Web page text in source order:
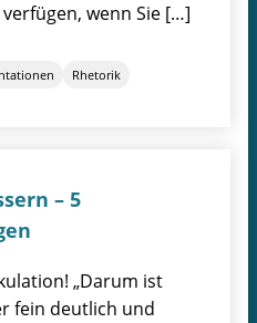
wenn Sie […]
Rhetorik
– 5
„Darum ist
fein deutlich und